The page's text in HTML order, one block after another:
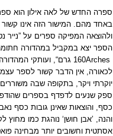
ספרה החדש של לאה אילון הוא ספר
באחד מהם. המישור הזה אינו
ולהוצאה המפיקה ספרים על ”נייר
הספר יצא במקביל במהדורה חתומה
Arches160 גרם
“, ועותקי
לכאורה, אין הדבר קשור לספר
יוקרתי ויקר, בתקופה שבה
ספק שנעים לדפדף בספרים
כסף, והוצאות שאינן גובות כסף
והנה, ’אבן חושן‘ נוהגת כמו
אסתטית וחשובים יותר מבחינה